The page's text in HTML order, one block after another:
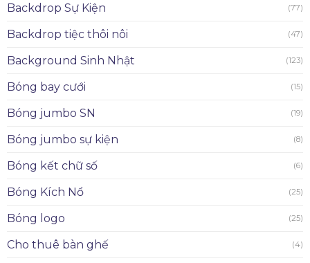
Backdrop Sự Kiện (77)
Backdrop tiệc thôi nôi (47)
Background Sinh Nhật (123)
Bóng bay cưới (15)
Bóng jumbo SN (19)
Bóng jumbo sự kiện (8)
Bóng kết chữ số (6)
Bóng Kích Nổ (25)
Bóng logo (25)
Cho thuê bàn ghế (4)